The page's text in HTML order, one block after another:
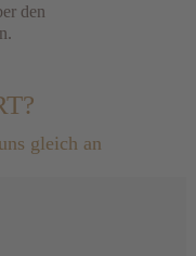
den
gleich an